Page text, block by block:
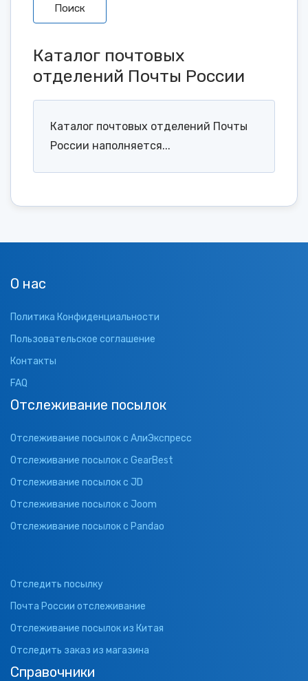
Поиск
Каталог почтовых
отделений Почты России
Каталог почтовых отделений Почты
России наполняется...
О нас
Политика Конфиденциальности
Пользовательское соглашение
Контакты
FAQ
Отслеживание посылок
Отслеживание посылок с АлиЭкспресс
Отслеживание посылок с GearBest
Отслеживание посылок с JD
Отслеживание посылок с Joom
Отслеживание посылок с Pandao
Отследить посылку
Почта России отслеживание
Отслеживание посылок из Китая
Отследить заказ из магазина
Справочники